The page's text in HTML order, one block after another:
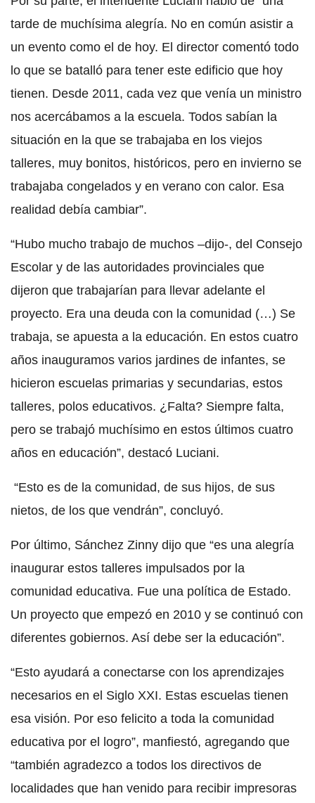
tarde de muchísima alegría. No en común asistir a
un evento como el de hoy. El director comentó todo
lo que se batalló para tener este edificio que hoy
tienen. Desde 2011, cada vez que venía un ministro
nos acercábamos a la escuela. Todos sabían la
situación en la que se trabajaba en los viejos
talleres, muy bonitos, históricos, pero en invierno se
trabajaba congelados y en verano con calor. Esa
realidad debía cambiar”.
“Hubo mucho trabajo de muchos –dijo-, del Consejo
Escolar y de las autoridades provinciales que
dijeron que trabajarían para llevar adelante el
proyecto. Era una deuda con la comunidad (…) Se
trabaja, se apuesta a la educación. En estos cuatro
años inauguramos varios jardines de infantes, se
hicieron escuelas primarias y secundarias, estos
talleres, polos educativos. ¿Falta? Siempre falta,
pero se trabajó muchísimo en estos últimos cuatro
años en educación”, destacó Luciani.
“Esto es de la comunidad, de sus hijos, de sus
nietos, de los que vendrán”, concluyó.
Por último, Sánchez Zinny dijo que “es una alegría
inaugurar estos talleres impulsados por la
comunidad educativa. Fue una política de Estado.
Un proyecto que empezó en 2010 y se continuó con
diferentes gobiernos. Así debe ser la educación”.
“Esto ayudará a conectarse con los aprendizajes
necesarios en el Siglo XXI. Estas escuelas tienen
esa visión. Por eso felicito a toda la comunidad
educativa por el logro”, manfiestó, agregando que
“también agradezco a todos los directivos de
localidades que han venido para recibir impresoras